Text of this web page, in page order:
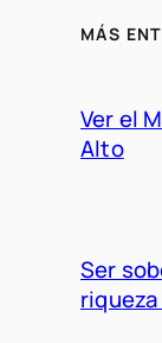
MÁS
Ver el
Alto
Ser